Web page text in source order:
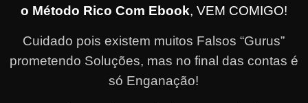
o Método Rico Com Ebook, VEM COMIGO!
Cuidado pois existem muitos Falsos “Gurus”
prometendo Soluções, mas no final das contas é
só Enganação!